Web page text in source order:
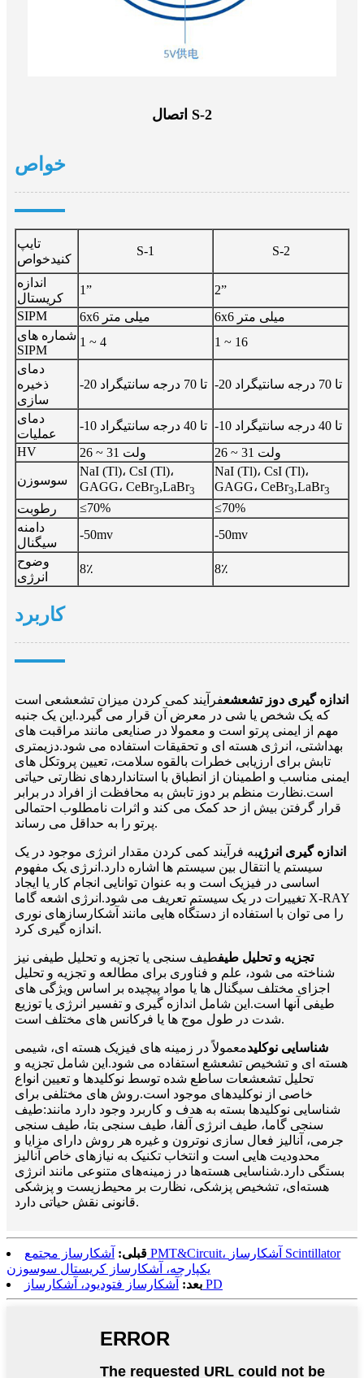
اتصال S-2
خواص
تایپ
کنیدخواص
S-1 S-2
اندازه
کریستال
1”
2”
SIPM
6x6 میلی متر
6x6 میلی متر
شماره های
SIPM
1 ~ 4
1 ~ 16
دمای
ذخیره
سازی
-20 تا 70 درجه سانتیگراد -20 تا 70 درجه سانتیگراد
دمای
عملیات
-10 تا 40 درجه سانتیگراد
-10 تا 40 درجه سانتیگراد
HV
26 ~ 31 ولت
26 ~ 31 ولت
سوسوزن
NaI (Tl)، CsI (Tl)،
GAGG، CeBr3,LaBr3
NaI (Tl)، CsI (Tl)،
GAGG، CeBr3,LaBr3
رطوبت ≤70%
≤70%
دامنه
سیگنال
-50mv
-50mv
وضوح
انرژی
8٪ 8٪
کاربرد
اندازه گیری دوز تشعشعفرآیند کمی کردن میزان تشعشعی است
که یک شخص یا شی در معرض آن قرار می گیرد.این یک جنبه
مهم از ایمنی پرتو است و معمولا در صنایعی مانند مراقبت های
بهداشتی، انرژی هسته ای و تحقیقات استفاده می شود.دزیمتری
تابش برای ارزیابی خطرات بالقوه سلامت، تعیین پروتکل های
ایمنی مناسب و اطمینان از انطباق با استانداردهای نظارتی حیاتی
است.نظارت منظم بر دوز تابش به محافظت از افراد در برابر
قرار گرفتن بیش از حد کمک می کند و اثرات نامطلوب احتمالی
پرتو را به حداقل می رساند.
اندازه گیری انرژیبه فرآیند کمی کردن مقدار انرژی موجود در یک
سیستم یا انتقال بین سیستم ها اشاره دارد.انرژی یک مفهوم
اساسی در فیزیک است و به عنوان توانایی انجام کار یا ایجاد
تغییرات در یک سیستم تعریف می شود.انرژی اشعه گاما X-RAY
را می توان با استفاده از دستگاه هایی مانند آشکارسازهای نوری
اندازه گیری کرد.
تجزیه و تحلیل طیفطیف سنجی یا تجزیه و تحلیل طیفی نیز
شناخته می شود، علم و فناوری برای مطالعه و تجزیه و تحلیل
اجزای مختلف سیگنال ها یا مواد پیچیده بر اساس ویژگی های
طیفی آنها است.این شامل اندازه گیری و تفسیر انرژی یا توزیع
شدت در طول موج ها یا فرکانس های مختلف است.
شناسایی نوکلیدمعمولاً در زمینه های فیزیک هسته ای، شیمی
هسته ای و تشخیص تشعشع استفاده می شود.این شامل تجزیه و
تحلیل تشعشعات ساطع شده توسط نوکلیدها و تعیین انواع
خاصی از نوکلیدهای موجود است.روش های مختلفی برای
شناسایی نوکلیدها بسته به هدف و کاربرد وجود دارد مانند:طیف
سنجی گاما، طیف انرژی آلفا، طیف سنجی بتا، طیف سنجی
جرمی، آنالیز فعال سازی نوترون و غیره هر روش دارای مزایا و
محدودیت هایی است و انتخاب تکنیک به نیازهای خاص آنالیز
بستگی دارد.شناسایی هسته‌ها در زمینه‌های متنوعی مانند انرژی
هسته‌ای، تشخیص پزشکی، نظارت بر محیط‌زیست و پزشکی
قانونی نقش حیاتی دارد.
قبلی: آشکارساز مجتمع PMT&Circuit، آشکارساز Scintillator
یکپارچه، آشکارساز کریستال سوسوزن
بعد: آشکارساز فتودیود، آشکارساز PD